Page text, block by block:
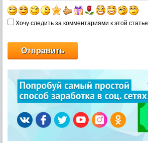
Хочу следить за комментариями к этой статье